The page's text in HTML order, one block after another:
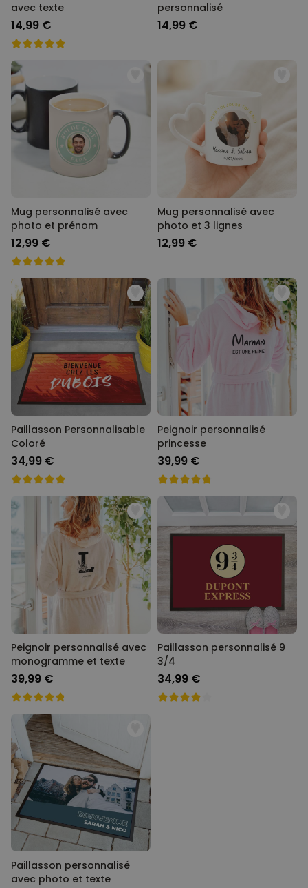
avec texte
14,99 €
personnalisé
14,99 €
Mug personnalisé avec
photo et prénom
12,99 €
Mug personnalisé avec
photo et 3 lignes
12,99 €
Paillasson Personnalisable
Coloré
34,99 €
Peignoir personnalisé
princesse
39,99 €
Peignoir personnalisé avec
monogramme et texte
39,99 €
Paillasson personnalisé 9
3/4
34,99 €
Paillasson personnalisé
avec photo et texte